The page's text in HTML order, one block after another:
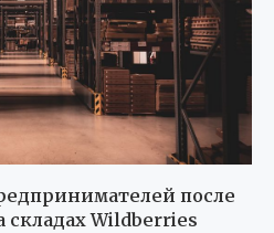
после
Wildberries